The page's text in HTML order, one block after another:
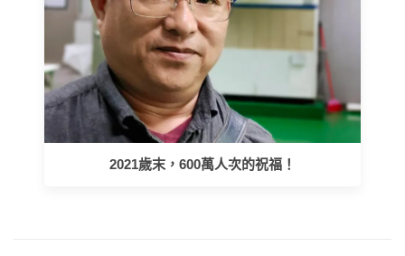
2021歲末，600萬人次的祝福！